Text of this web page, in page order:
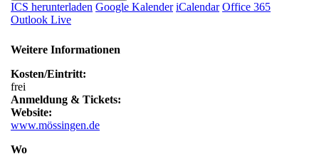
ICS herunterladen Google Kalender iCalendar Office 365
Outlook Live
Weitere Informationen
Kosten/Eintritt:
frei
Anmeldung & Tickets:
Website:
www.mössingen.de
Wo